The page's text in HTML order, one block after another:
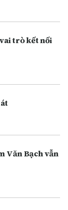
trò kết nối
Văn Bạch vẫn